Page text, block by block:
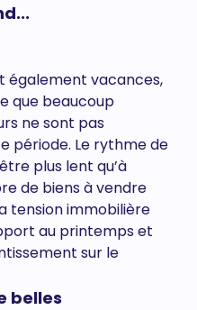
également vacances,
que beaucoup
ne sont pas
période. Le rythme de
plus lent qu’à
de biens à vendre
tension immobilière
au printemps et
sur le
belles